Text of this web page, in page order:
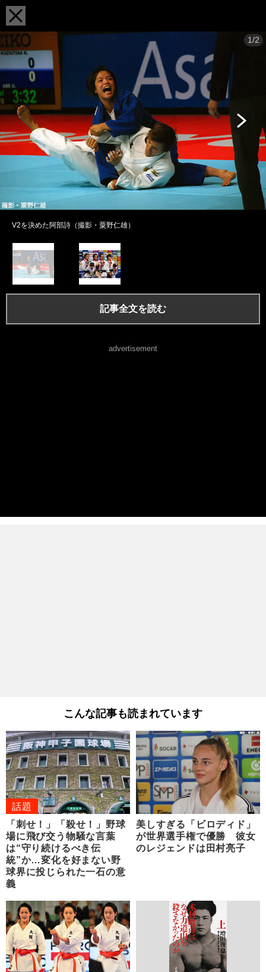
1/2
V2を決めた阿部詩（撮影・粟野仁雄）
記事全文を読む
advertisement
こんな記事も読まれています
話題
「刺せ！」「殺せ！」野球
場に飛び交う物騒な言葉
は“守り続けるべき伝
統”か…変化を好まない野
球界に投じられた一石の意
義
美しすぎる「ビロディド」
が世界選手権で優勝 彼女
のレジェンドは田村亮子